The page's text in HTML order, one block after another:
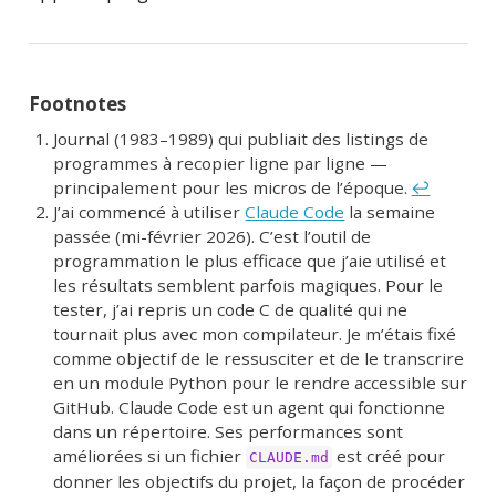
Footnotes
Journal (1983–1989) qui publiait des listings de
programmes à recopier ligne par ligne —
principalement pour les micros de l’époque. ↩︎
J’ai commencé à utiliserClaude Code la semaine
passée (mi-février 2026). C’est l’outil de
programmation le plus efficace que j’aie utilisé et
les résultats semblent parfois magiques. Pour le
tester, j’ai repris un code C de qualité qui ne
tournait plus avec mon compilateur. Je m’étais fixé
comme objectif de le ressusciter et de le transcrire
en un module Python pour le rendre accessible sur
GitHub. Claude Code est un agent qui fonctionne
dans un répertoire. Ses performances sont
améliorées si un fichier CLAUDE.md est créé pour
donner les objectifs du projet, la façon de procéder